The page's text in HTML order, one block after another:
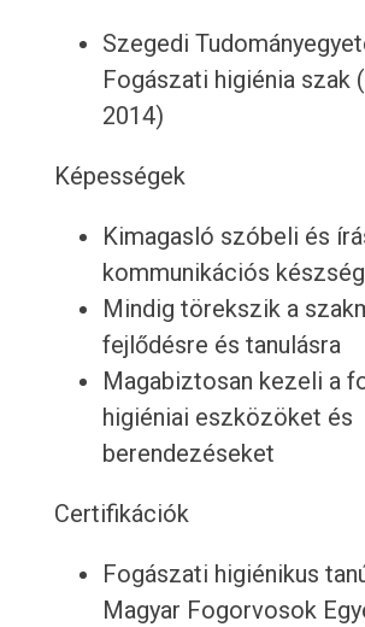
Szegedi
Fogászati ​​higiénia szak
2014)
Képességek
Kimagasló szóbeli és
kommunikációs
Mindig törekszik a
fejlődésre és tanulásra
Magabiztosan kezeli a
higiéniai eszközöket és
berendezéseket
Certifikációk
Fogászati ​​higiénikus
Magyar Fogorvosok